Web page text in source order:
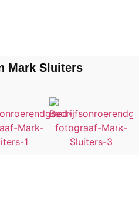
Mark Sluiters